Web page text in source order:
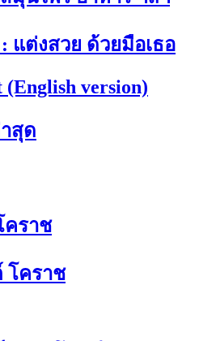
แต่งสวย ด้วยมือเธอ
version)
สุด
คราช
โคราช